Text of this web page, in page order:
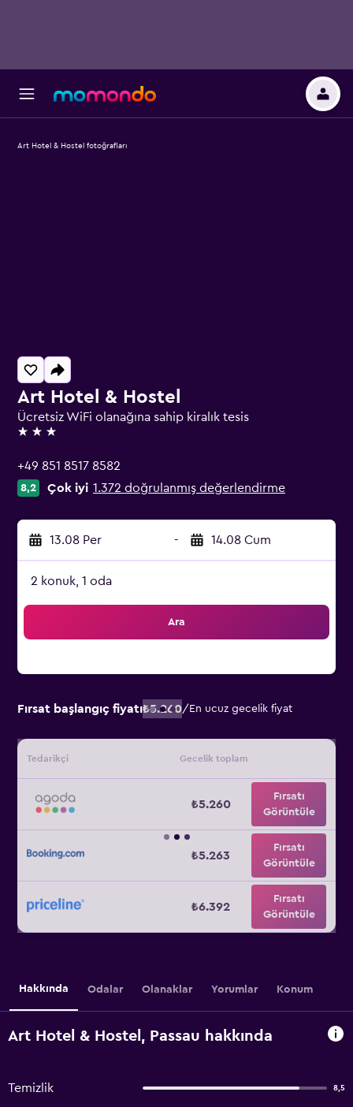
Art Hotel & Hostel
Ücretsiz WiFi olanağına sahip kiralık tesis
3 yıldız
+49 851 8517 8582
8,2 Çok iyi 1.372 doğrulanmış değerlendirme
13.08 Per - 14.08 Cum
2 konuk, 1 oda
Ara
Fırsat başlangıç fiyatı₺5.260/ En ucuz gecelik fiyat
Tedarikçi Gecelik toplam
₺5.260
Fırsatı
Görüntüle
₺5.263
Fırsatı
Görüntüle
₺6.392
Fırsatı
Görüntüle
Art Hotel & Hostel fotoğrafları
Hakkında Odalar Olanaklar Yorumlar Konum
Art Hotel & Hostel, Passau hakkında
Temizlik 8,5